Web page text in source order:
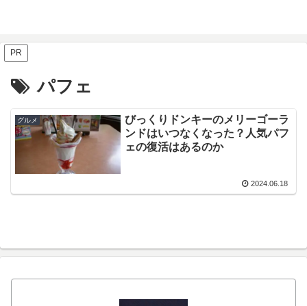
PR
パフェ
グルメ
びっくりドンキーのメリーゴーラ
ンドはいつなくなった？人気パフ
ェの復活はあるのか
2024.06.18